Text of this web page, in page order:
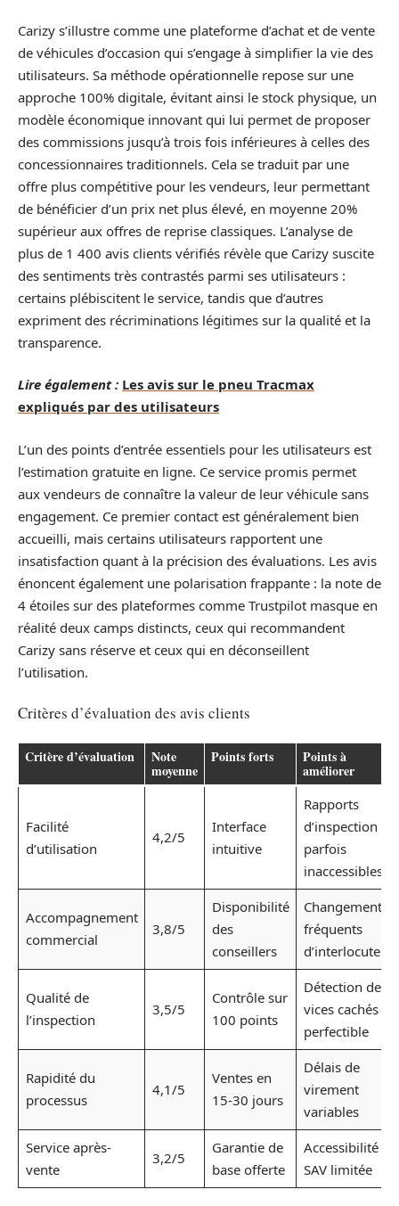
Carizy s’illustre comme une plateforme d’achat et de vente
de véhicules d’occasion qui s’engage à simplifier la vie des
utilisateurs. Sa méthode opérationnelle repose sur une
approche 100% digitale, évitant ainsi le stock physique, un
modèle économique innovant qui lui permet de proposer
des commissions jusqu’à trois fois inférieures à celles des
concessionnaires traditionnels. Cela se traduit par une
offre plus compétitive pour les vendeurs, leur permettant
de bénéficier d’un prix net plus élevé, en moyenne 20%
supérieur aux offres de reprise classiques. L’analyse de
plus de 1 400 avis clients vérifiés révèle que Carizy suscite
des sentiments très contrastés parmi ses utilisateurs :
certains plébiscitent le service, tandis que d’autres
expriment des récriminations légitimes sur la qualité et la
transparence.
Lire également : Les avis sur le pneu Tracmax
expliqués par des utilisateurs
L’un des points d’entrée essentiels pour les utilisateurs est
l’estimation gratuite en ligne. Ce service promis permet
aux vendeurs de connaître la valeur de leur véhicule sans
engagement. Ce premier contact est généralement bien
accueilli, mais certains utilisateurs rapportent une
insatisfaction quant à la précision des évaluations. Les avis
énoncent également une polarisation frappante : la note de
4 étoiles sur des plateformes comme Trustpilot masque en
réalité deux camps distincts, ceux qui recommandent
Carizy sans réserve et ceux qui en déconseillent
l’utilisation.
Critères d’évaluation des avis clients
Critère d’évaluation Note
moyenne
Points forts Points à
améliorer
Facilité
d’utilisation
4,2/5
Interface
intuitive
Rapports
d’inspection
parfois
inaccessibles
Accompagnement
commercial
3,8/5
Disponibilité
des
conseillers
Changements
fréquents
d’interlocuteurs
Qualité de
l’inspection
3,5/5
Contrôle sur
100 points
Détection de
vices cachés
perfectible
Rapidité du
processus
4,1/5
Ventes en
15-30 jours
Délais de
virement
variables
Service après-
vente
3,2/5
Garantie de
base offerte
Accessibilité du
SAV limitée